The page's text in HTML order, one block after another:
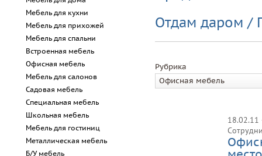
Отдам даром /
Рубрика
Офисная мебель
Мебель для кухни
Мебель для прихожей
Мебель для спальни
Встроенная мебель
Офисная мебель
Мебель для салонов
Садовая мебель
Специальная мебель
Школьная мебель
Мебель для гостиниц
Металлическая мебель
Б/У мебель